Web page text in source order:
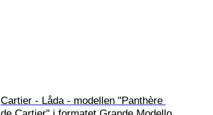
Cartier - Låda - modellen "Panthère